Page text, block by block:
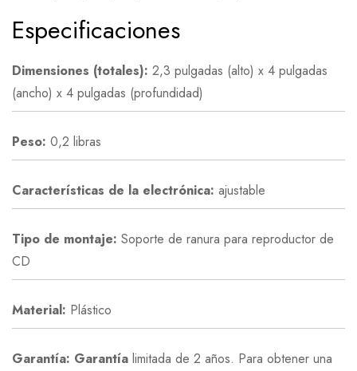
Especificaciones
Dimensiones (totales): 2,3 pulgadas (alto) x 4 pulgadas
(ancho) x 4 pulgadas (profundidad)
Peso: 0,2 libras
Características de la electrónica: ajustable
Tipo de montaje: Soporte de ranura para reproductor de
CD
Material: Plástico
Garantía: Garantía limitada de 2 años. Para obtener una